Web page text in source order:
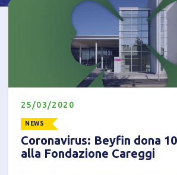
25/03/2020
NEWS
Coronavirus: Beyfin dona
alla Fondazione Careggi
Informativa breve Cookie